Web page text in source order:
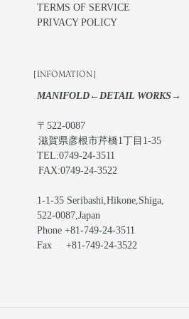
TERMS OF SERVICE
PRIVACY POLICY
［INFOMATION］
MANIFOLD←DETAIL WORKS→
〒522-0087
滋賀県彦根市芹橋1丁目1-35
TEL:0749-24-3511
FAX:0749-24-3522
1-1-35 Seribashi,Hikone,Shiga,
522-0087,Japan
Phone +81-749-24-3511
Fax +81-749-24-3522